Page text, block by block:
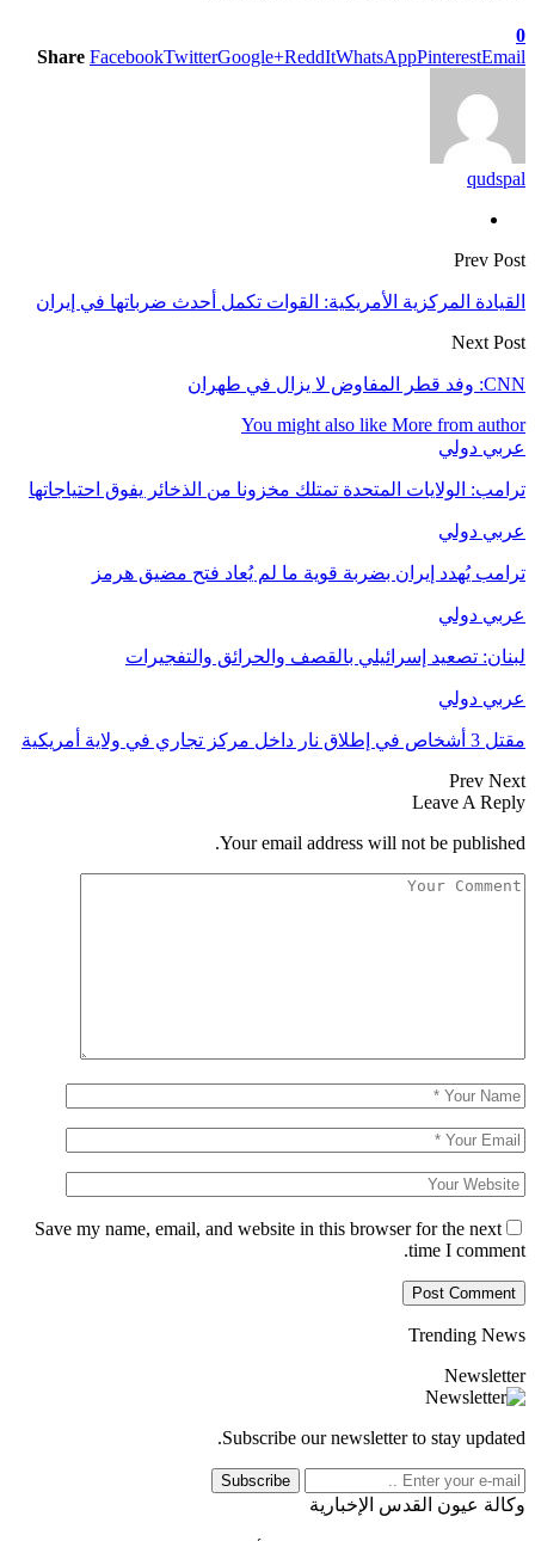
0
Share FacebookTwitterGoogle+ReddItWhatsAppPinterestEmail
qudspal
Prev Post
القيادة المركزية الأمريكية: القوات تكمل أحدث ضرباتها في إيران
Next Post
CNN: وفد قطر المفاوض لا يزال في طهران
You might also like More from author
عربي دولي
ترامب: الولايات المتحدة تمتلك مخزونا من الذخائر يفوق احتياجاتها
عربي دولي
ترامب يُهدد إيران بضربة قوية ما لم يُعاد فتح مضيق هرمز
عربي دولي
لبنان: تصعيد إسرائيلي بالقصف والحرائق والتفجيرات
عربي دولي
مقتل 3 أشخاص في إطلاق نار داخل مركز تجاري في ولاية أمريكية
Prev Next
Leave A Reply
Your email address will not be published.
Save my name, email, and website in this browser for the next
time I comment.
Trending News
Newsletter
Subscribe our newsletter to stay updated.
Subscribe
وكالة عيون القدس الإخبارية